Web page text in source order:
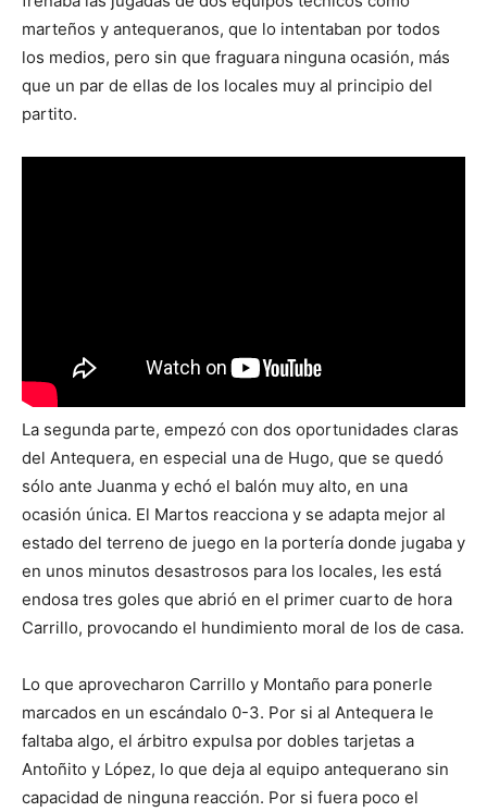
marteños y antequeranos, que lo intentaban por todos
los medios, pero sin que fraguara ninguna ocasión, más
que un par de ellas de los locales muy al principio del
partito.
La segunda parte, empezó con dos oportunidades claras
del Antequera, en especial una de Hugo, que se quedó
sólo ante Juanma y echó el balón muy alto, en una
ocasión única. El Martos reacciona y se adapta mejor al
estado del terreno de juego en la portería donde jugaba y
en unos minutos desastrosos para los locales, les está
endosa tres goles que abrió en el primer cuarto de hora
Carrillo, provocando el hundimiento moral de los de casa.
Lo que aprovecharon Carrillo y Montaño para ponerle
marcados en un escándalo 0-3. Por si al Antequera le
faltaba algo, el árbitro expulsa por dobles tarjetas a
Antoñito y López, lo que deja al equipo antequerano sin
capacidad de ninguna reacción. Por si fuera poco el